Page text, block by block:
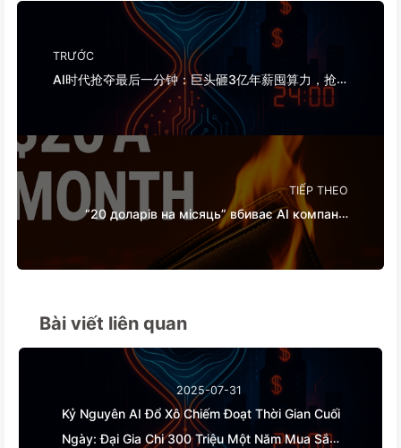
TRƯỚC
AI时代抢夺最后一分钟：巨头砸3亿年薪囤算力，抢
走睡眠也要榨干你的闲暇并卖给广告主，数字帝国无
情定价你的专注时间——慢慢学AI165
TIẾP THEO
“20 доларів на місяць” вбиває AI компанії.
Зниження ціни токенів — це ілюзія, справжня
ціна AI — це твоя жадібність — повільно вчимо
Bài viết liên quan
2025-07-31
Kỷ Nguyên AI Đổ Xô Chiếm Đoạt Thời Gian Cuối
Ngày: Đại Gia Chi 300 Triệu Một Năm Mua Sắm